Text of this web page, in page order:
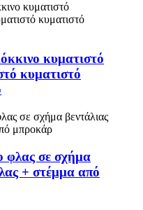
κυματιστό
κυματιστό
φλας σε σχήμα
+ στέμμα από